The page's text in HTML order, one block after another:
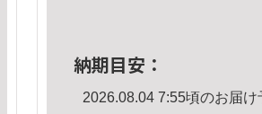
納期目安：
2026.08.04 7:55頃のお届け